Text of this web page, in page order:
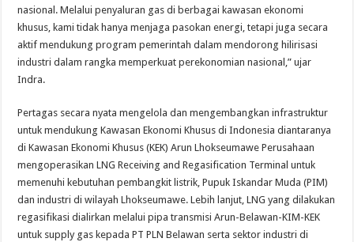
nasional. Melalui penyaluran gas di berbagai kawasan ekonomi
khusus, kami tidak hanya menjaga pasokan energi, tetapi juga secara
aktif mendukung program pemerintah dalam mendorong hilirisasi
industri dalam rangka memperkuat perekonomian nasional,” ujar
Indra.
Pertagas secara nyata mengelola dan mengembangkan infrastruktur
untuk mendukung Kawasan Ekonomi Khusus di Indonesia diantaranya
di Kawasan Ekonomi Khusus (KEK) Arun Lhokseumawe Perusahaan
mengoperasikan LNG Receiving and Regasification Terminal untuk
memenuhi kebutuhan pembangkit listrik, Pupuk Iskandar Muda (PIM)
dan industri di wilayah Lhokseumawe. Lebih lanjut, LNG yang dilakukan
regasifikasi dialirkan melalui pipa transmisi Arun-Belawan-KIM-KEK
untuk supply gas kepada PT PLN Belawan serta sektor industri di